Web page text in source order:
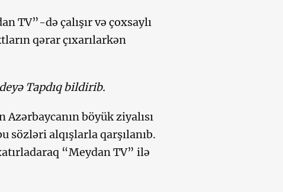
TV”-də çalışır və çoxsaylı
qərar çıxarılarkən
Tapdıq bildirib.
Azərbaycanın böyük ziyalısı
sözləri alqışlarla qarşılanıb.
“Meydan TV” ilə